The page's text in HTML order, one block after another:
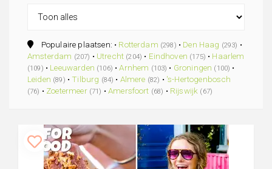
Populaire plaatsen: • Rotterdam (298) • Den Haag (293) •
Amsterdam (207) • Utrecht (204) • Eindhoven (175) • Haarlem
(109) • Leeuwarden (106) •Arnhem (103) • Groningen (100) •
Leiden (89) • Tilburg (84) • Almere (82) • 's-Hertogenbosch
(76) • Zoetermeer (71) •Amersfoort (68) • Rijswijk (67)